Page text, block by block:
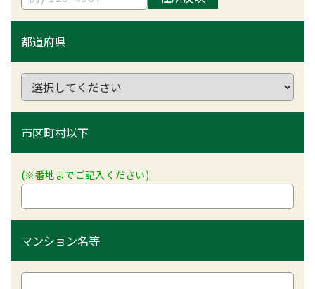
都道府県
市区町村以下
(※番地までご記入ください)
マンション名等